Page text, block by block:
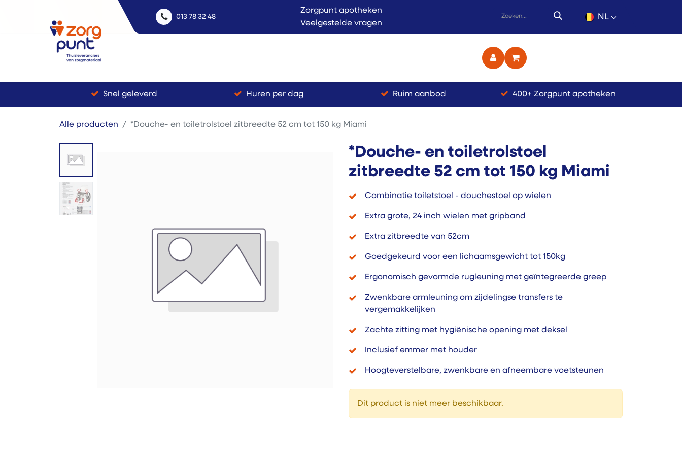
013 78 32 48
Zorgpunt apotheken
Veelgestelde vragen
NL
Snel geleverd Huren per dag Ruim aanbod 400+ Zorgpunt apotheken
Alle producten *Douche- en toiletrolstoel zitbreedte 52 cm tot 150 kg Miami
*Douche- en toiletrolstoel
zitbreedte 52 cm tot 150 kg Miami
Combinatie toiletstoel - douchestoel op wielen
Extra grote, 24 inch wielen met gripband
Extra zitbreedte van 52cm
Goedgekeurd voor een lichaamsgewicht tot 150kg
Ergonomisch gevormde rugleuning met geïntegreerde greep
Zwenkbare armleuning om zijdelingse transfers te
vergemakkelijken
Zachte zitting met hygiënische opening met deksel
Inclusief emmer met houder
Hoogteverstelbare, zwenkbare en afneembare voetsteunen
Dit product is niet meer beschikbaar.